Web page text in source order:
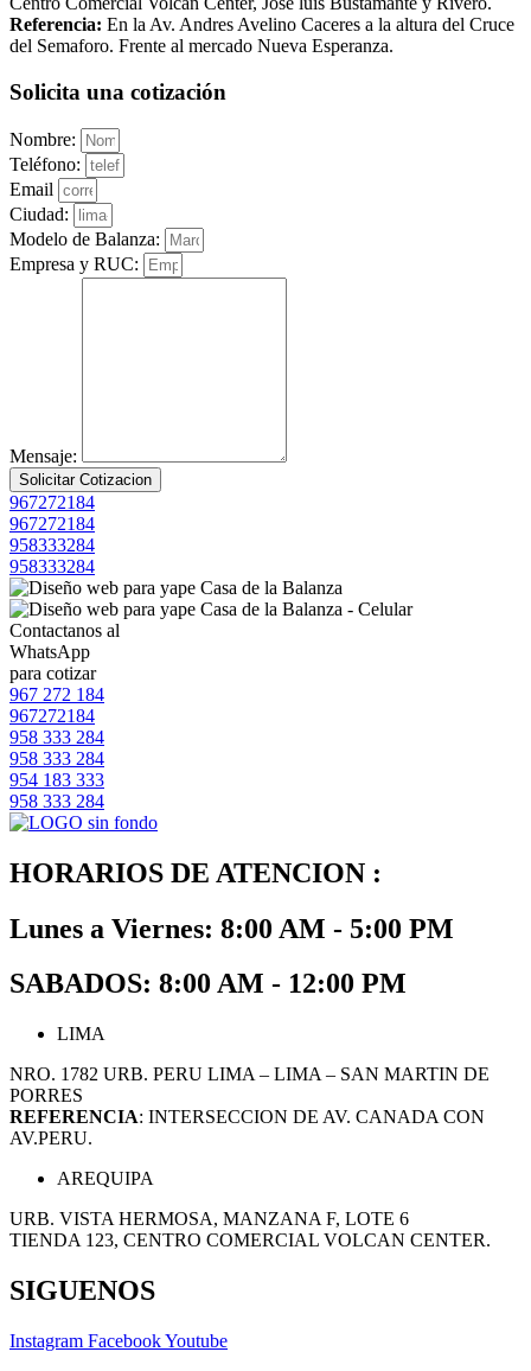
Referencia: En la Av. Andres Avelino Caceres a la altura del Cruce
del Semaforo. Frente al mercado Nueva Esperanza.
Solicita una cotización
Nombre:
Teléfono:
Email
Ciudad:
Modelo de Balanza:
Empresa y RUC:
Mensaje:
Solicitar Cotizacion
967272184
967272184
958333284
958333284
Contactanos al
WhatsApp
para cotizar
967 272 184
967272184
958 333 284
958 333 284
954 183 333
958 333 284
HORARIOS DE ATENCION :
Lunes a Viernes: 8:00 AM - 5:00 PM
SABADOS: 8:00 AM - 12:00 PM
LIMA
NRO. 1782 URB. PERU LIMA – LIMA – SAN MARTIN DE
PORRES
REFERENCIA: INTERSECCION DE AV. CANADA CON
AV.PERU.
AREQUIPA
URB. VISTA HERMOSA, MANZANA F, LOTE 6
TIENDA 123, CENTRO COMERCIAL VOLCAN CENTER.
SIGUENOS
Instagram FacebookYoutube